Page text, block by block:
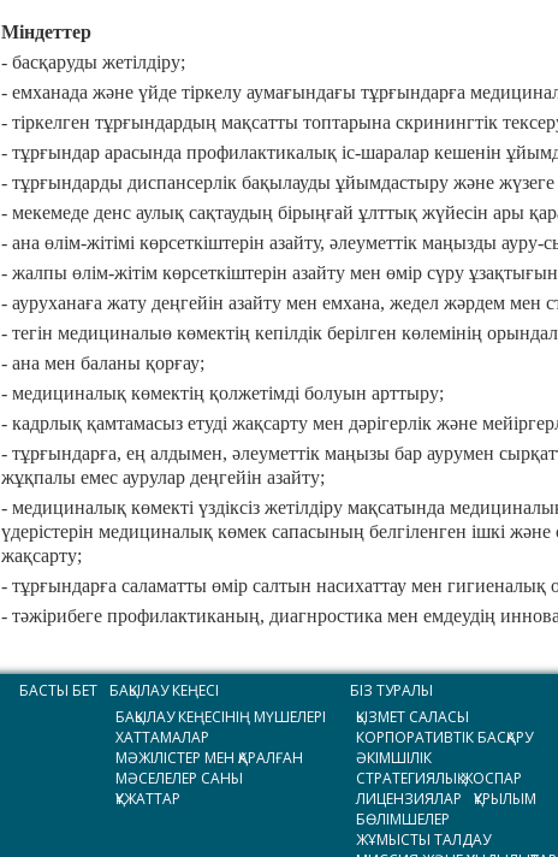
Міндеттер
- басқаруды жетілдіру;
- емханада және үйде тіркелу аумағындағы тұрғындарға
- тіркелген тұрғындардың мақсатты топтарына скринингтік
- тұрғындар арасында профилактикалық іс-шаралар кешенін
- тұрғындарды диспансерлік бақылауды ұйымдастыру және жүзеге
- мекемеде денс аулық сақтаудың бірыңғай ұлттық жүйесін ары
- ана өлім-жітімі көрсеткіштерін азайту, әлеуметтік маңызды
- жалпы өлім-жітім көрсеткіштерін азайту мен өмір сүру
- ауруханаға жату деңгейін азайту мен емхана, жедел жәрдем
- тегін медициналыө көмектің кепілдік берілген көлемінің
- ана мен баланы қорғау;
- медициналық көмектің қолжетімді болуын арттыру;
- кадрлық қамтамасыз етуді жақсарту мен дәрігерлік және
- тұрғындарға, ең алдымен, әлеуметтік маңызы бар аурумен
жұқпалы емес аурулар деңгейін азайту;
- медициналық көмекті үздіксіз жетілдіру мақсатында
үдерістерін медициналық көмек сапасының белгіленген ішкі
жақсарту;
- тұрғындарға саламатты өмір салтын насихаттау мен гигиеналық
- тәжірибеге профилактиканың, диагнростика мен емдеудің
БАСТЫ БЕТ БАҚЫЛАУ КЕҢЕСІ
БАҚЫЛАУ КЕҢЕСІНІҢ МҮШЕЛЕРІ
ХАТТАМАЛАР
МӘЖІЛІСТЕР МЕН ҚАРАЛҒАН
МӘСЕЛЕЛЕР САНЫ
ҚҰЖАТТАР
БІЗ ТУРАЛЫ
ҚЫЗМЕТ САЛАСЫ
КОРПОРАТИВТІК БАСҚАРУ
ӘКІМШІЛІК
СТРАТЕГИЯЛЫҚ ЖОСПАР
ЛИЦЕНЗИЯЛАР
ҚҰРЫЛЫМ
БӨЛІМШЕЛЕР
ЖҰМЫСТЫ ТАЛДАУ